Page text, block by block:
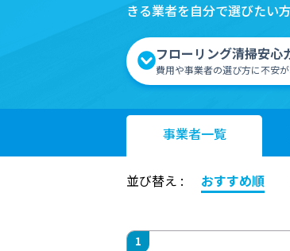
きる業者を自分で選びたい
フローリング清掃安心
費用や事業者の選び方に不安
事業者一覧
並び替え : おすすめ順
1